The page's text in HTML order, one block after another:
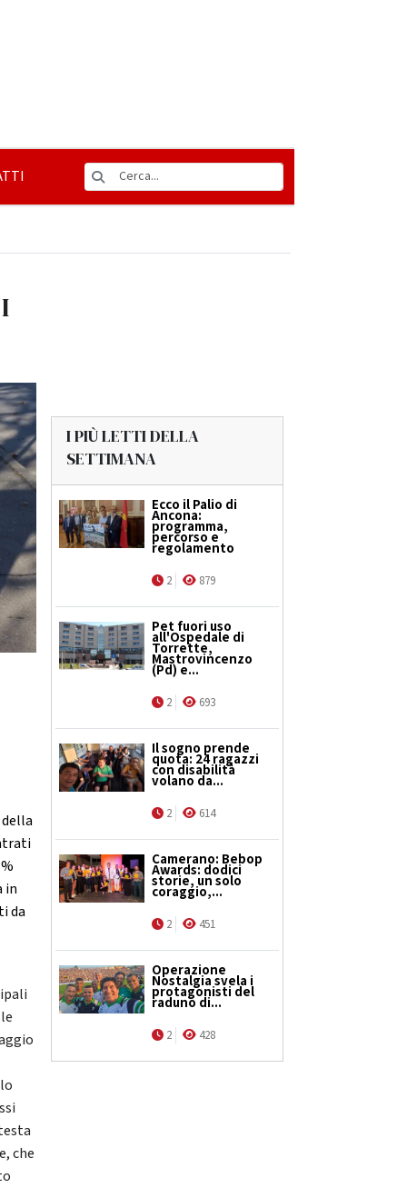
in
da
che
I PIÙ LETTI DELLA
SETTIMANA
Ecco il Palio di
Ancona:
programma,
percorso e
regolamento
2 879
Pet fuori uso
all'Ospedale di
Torrette,
Mastrovincenzo
(Pd) e...
2 693
Il sogno prende
quota: 24 ragazzi
con disabilità
volano da...
2 614
Camerano: Bebop
Awards: dodici
storie, un solo
coraggio,...
2 451
Operazione
Nostalgia svela i
protagonisti del
raduno di...
2 428